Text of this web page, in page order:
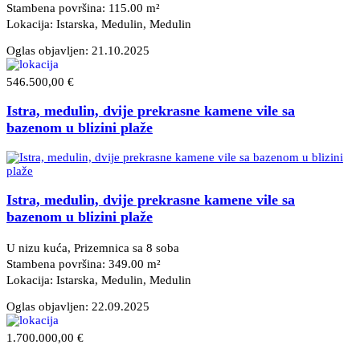
Stambena površina: 115.00 m²
Lokacija: Istarska, Medulin, Medulin
Oglas objavljen: 21.10.2025
546.500,00 €
Istra, medulin, dvije prekrasne kamene vile sa
bazenom u blizini plaže
Istra, medulin, dvije prekrasne kamene vile sa
bazenom u blizini plaže
U nizu kuća, Prizemnica sa 8 soba
Stambena površina: 349.00 m²
Lokacija: Istarska, Medulin, Medulin
Oglas objavljen: 22.09.2025
1.700.000,00 €